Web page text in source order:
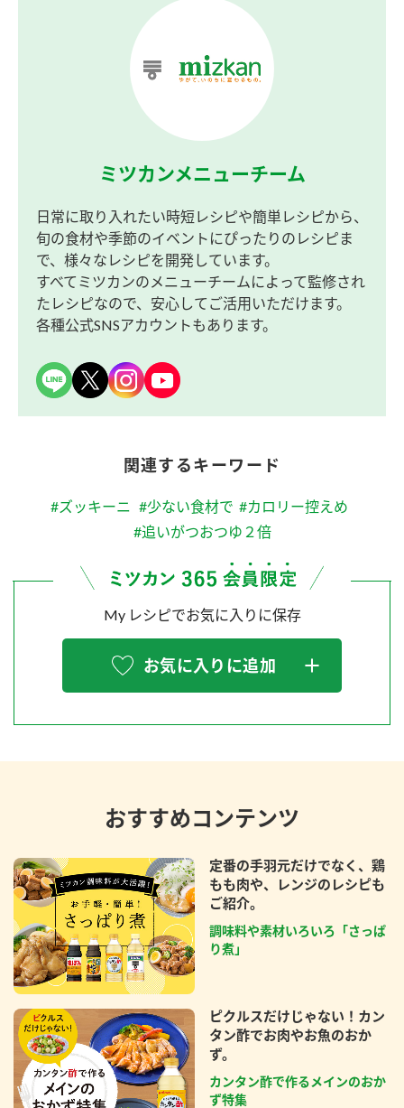
ミツカンメニューチーム
日常に取り入れたい時短レシピや簡単レシピから、
旬の食材や季節のイベントにぴったりのレシピま
で、様々なレシピを開発しています。
すべてミツカンのメニューチームによって監修され
たレシピなので、安心してご活用いただけます。
各種公式SNSアカウントもあります。
関連するキーワード
#ズッキーニ #少ない食材で #カロリー控えめ
#追いがつおつゆ２倍
My レシピでお気に入りに保存
お気に入りに追加
おすすめコンテンツ
定番の手羽元だけでなく、鶏
もも肉や、レンジのレシピも
ご紹介。
調味料や素材いろいろ「さっぱ
り煮」
ピクルスだけじゃない！カン
タン酢でお肉やお魚のおか
ず。
カンタン酢で作るメインのおか
ず特集